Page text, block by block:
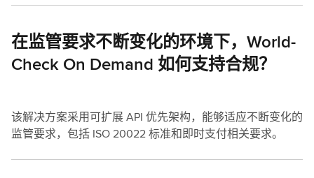
在监管要求不断变化的环境下，World-
Check On Demand 如何支持合规？
该解决方案采用可扩展 API 优先架构，能够适应不断变化的
监管要求，包括 ISO 20022 标准和即时支付相关要求。